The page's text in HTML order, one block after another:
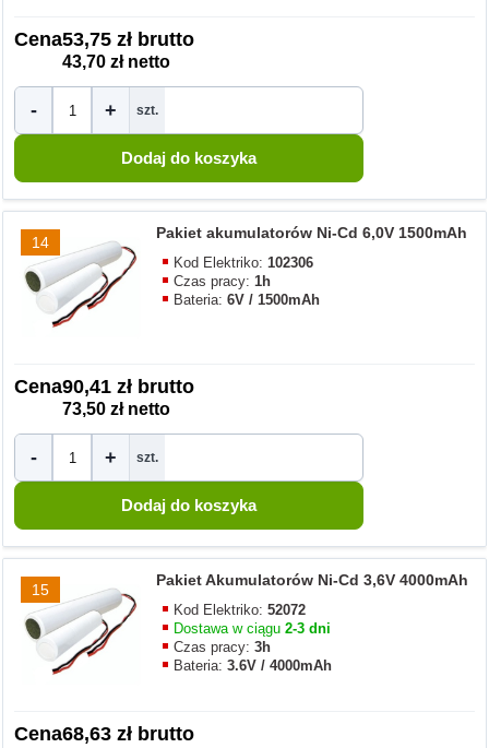
Cena53,75 zł brutto
43,70 zł netto
- + szt.
14
Pakiet akumulatorów Ni-Cd 6,0V 1500mAh
Kod Elektriko:102306
Czas pracy:1h
Bateria:6V / 1500mAh
Cena90,41 zł brutto
73,50 zł netto
- + szt.
15
Pakiet Akumulatorów Ni-Cd 3,6V 4000mAh
Kod Elektriko:52072
Dostawa w ciągu2-3 dni
Czas pracy:3h
Bateria:3.6V / 4000mAh
Cena68,63 zł brutto